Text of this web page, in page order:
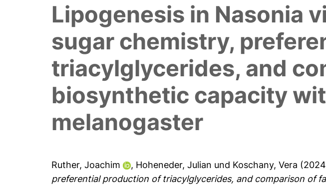
Lipogenesis in Nasonia
sugar chemistry,
triacylglycerides, and
biosynthetic capacity
melanogaster
Ruther, Joachim , Hoheneder, Julian und Koschany, Vera
preferential production of triacylglycerides, and comparison of